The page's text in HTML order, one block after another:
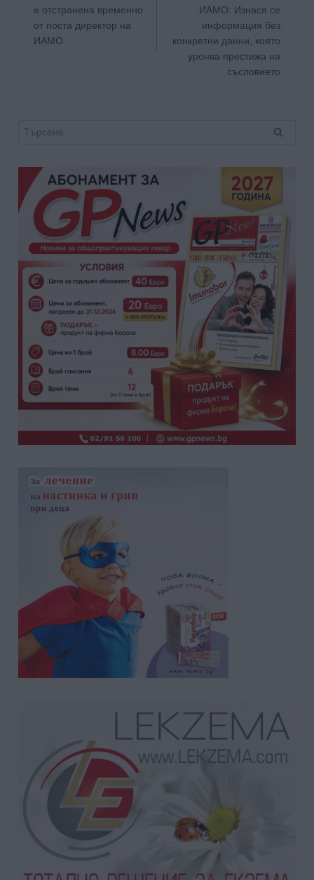
е отстранена временно
от поста директор на
ИАМО
ИАМО: Изнася се
информация без
конкретни данни, която
уронва престижа на
съсловието
Търсене